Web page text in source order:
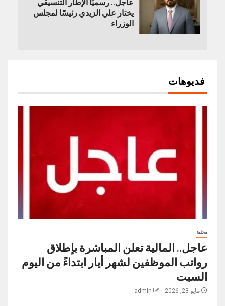
يختار علي الزيدي رئيسًا لمجلس
الوزراء
فديوهات
محلية
عاجل.. المالية تعلن المباشرة بإطلاق
رواتب ‏الموظفين لشهر أيار ابتداءً من اليوم
السبت
مايو 23, 2026 admin